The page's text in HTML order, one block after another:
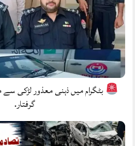
بٹگرام میں ذہنی معذور لڑکی سے
گرفتار.